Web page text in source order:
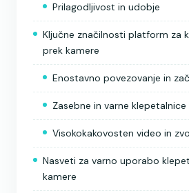
Prilagodljivost in udobje
Ključne značilnosti platform za
prek kamere
Enostavno povezovanje in
Zasebne in varne klepetalnice
Visokokakovosten video in
Nasveti za varno uporabo
kamere